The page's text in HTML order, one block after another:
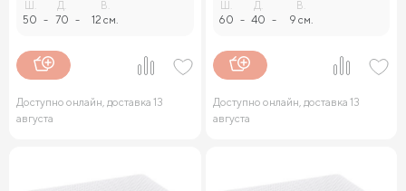
50 -
Д.
70 -
В.
12 см.
Доступно онлайн, доставка 13
августа
60 -
Д.
40 -
В.
9 см.
Доступно онлайн, доставка 13
августа